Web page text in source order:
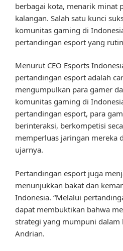
berbagai kota, menarik minat
kalangan. Salah satu kunci
komunitas gaming di
pertandingan esport yang
Menurut CEO Esports
pertandingan esport adalah
mengumpulkan para gamer
komunitas gaming di
pertandingan esport, para
berinteraksi, berkompetisi
memperluas jaringan mereka
ujarnya.
Pertandingan esport juga
menunjukkan bakat dan
Indonesia. “Melalui
dapat membuktikan bahwa
strategi yang mumpuni dalam
Andrian.